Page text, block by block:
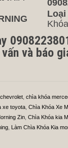
Loại
và báo
chìa khóa
xe toyota Chìa Khóa Xe
Zin Chìa Khóa kia
Làm Chìa Khóa Kia